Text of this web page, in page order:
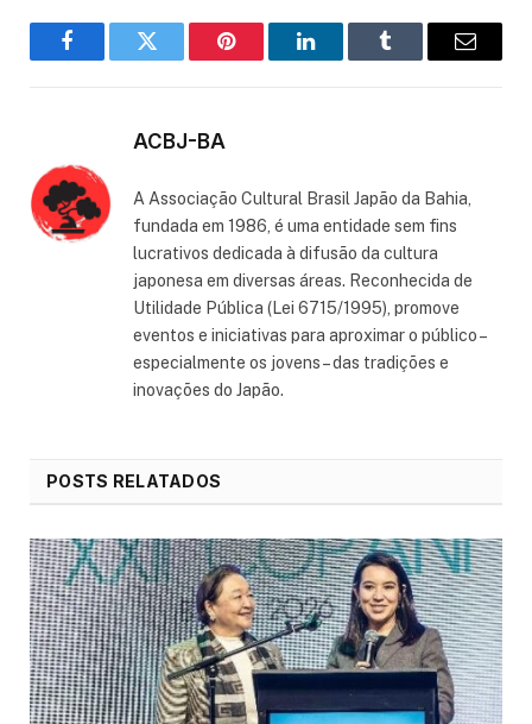
FacebookTwitter Pinterest LinkedInTumblr Email
ACBJ-BA
A Associação Cultural Brasil Japão da Bahia,
fundada em 1986, é uma entidade sem fins
lucrativos dedicada à difusão da cultura
japonesa em diversas áreas. Reconhecida de
Utilidade Pública (Lei 6715/1995), promove
eventos e iniciativas para aproximar o público –
especialmente os jovens – das tradições e
inovações do Japão.
POSTS RELATADOS